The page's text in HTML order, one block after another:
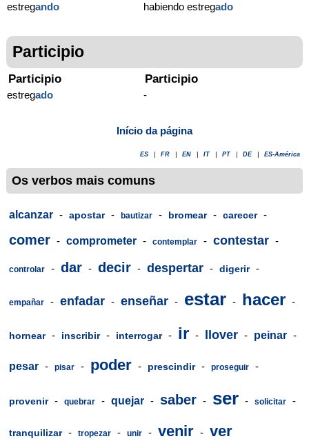
estregando habiendo estregado
Participio
Participio
estregado
Participio
-
Início da página
ES FR EN IT PT DE ES-América
Os verbos mais comuns
alcanzar - apostar - bautizar - bromear - carecer -
comer - comprometer - contemplar - contestar -
controlar - dar - decir - despertar - digerir -
empañar - enfadar - enseñar - estar - hacer -
hornear - inscribir - interrogar - ir - llover - peinar -
pesar - pisar - poder - prescindir - proseguir -
provenir - quebrar - quejar - saber - ser - solicitar -
tranquilizar - tropezar - unir - venir - ver